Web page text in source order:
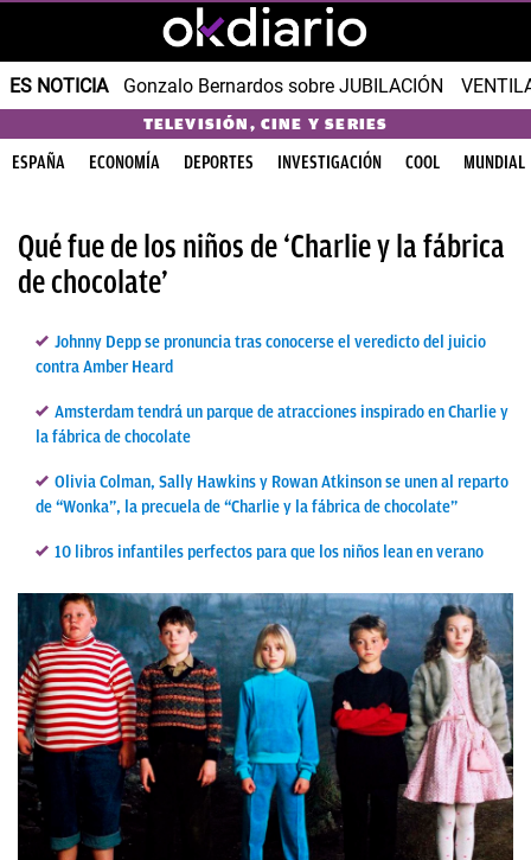
ES NOTICIA Gonzalo Bernardos sobre JUBILACIÓN
TELEVISIÓN, CINE Y SERIES
ESPAÑA ECONOMÍA DEPORTES INVESTIGACIÓN COOL MUNDIAL
Qué fue de los niños de ‘Charlie y la fábrica
de chocolate’
Johnny Depp se pronuncia tras conocerse el veredicto del juicio
contra Amber Heard
Amsterdam tendrá un parque de atracciones inspirado en Charlie y
la fábrica de chocolate
Olivia Colman, Sally Hawkins y Rowan Atkinson se unen al reparto
de “Wonka”, la precuela de “Charlie y la fábrica de chocolate”
10 libros infantiles perfectos para que los niños lean en verano